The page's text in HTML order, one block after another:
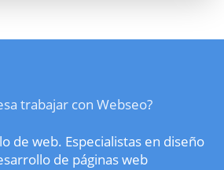
trabajar con Webseo?
de web. Especialistas en diseño
de páginas web